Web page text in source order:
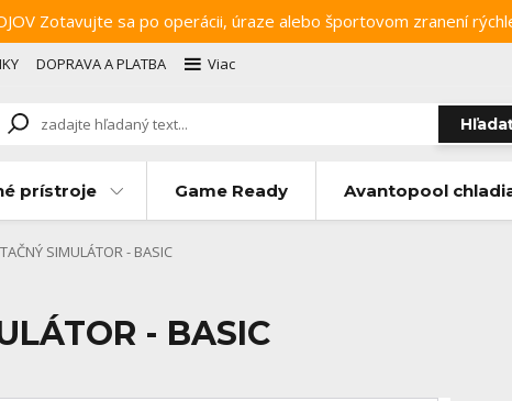
Zotavujte sa po operácii, úraze alebo športovom zranení
DOPRAVA A PLATBA Viac
prístroje Game Ready Avantopool
SIMULÁTOR - BASIC
- BASIC